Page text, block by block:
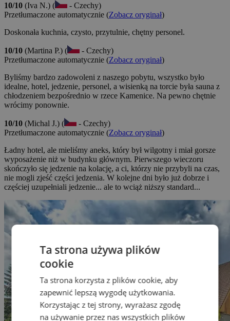
10/10 (Iva N.) (
- Czechy)
Przetłumaczone automatycznie (Zobacz oryginał)
Doskonała kuchnia, czysto, przytulnie, chętny personel.
10/10 (Martina P.) (
- Czechy)
Przetłumaczone automatycznie (Zobacz oryginał)
Byliśmy bardzo zadowoleni z naszego pobytu, wszystko było
idealne, hotel, jedzenie, personel, a wisienką na torcie była sauna z
chłodzeniem bezpośrednio w rzece Kamenice. Na pewno chętnie
wrócimy ponownie.
10/10 (Michal J.) (
- Czechy)
Przetłumaczone automatycznie (Zobacz oryginał)
Ładny hotel, ale mieliśmy aneks, który był wilgotny i miał gorsze
wyposażenie niż w budynku głównym. Pierwszego wieczoru
skończyło się jedzenie na kolację, a ci, którzy nie przybyli na czas,
nie mogli zjeść części jedzenia. W kolejne dni było już dobrze i
częściej uzupełniali jedzenie... ale to wciąż niższy standard...
Ta strona używa plików
cookie
Ta strona korzysta z plików cookie, aby
zapewnić lepszą wygodę użytkowania.
Korzystając z tej strony, wyrażasz zgodę
na używanie przez nas wszystkich plików